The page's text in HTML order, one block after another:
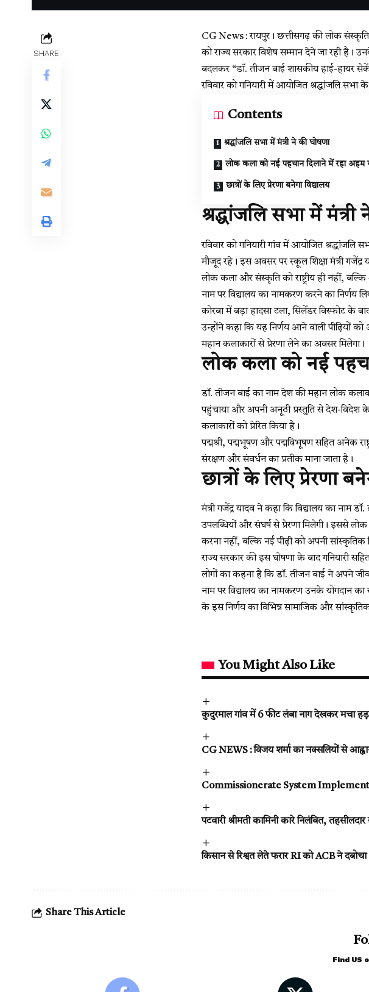
SHARE
CG News : रायपुर। छत्तीसगढ़ की लोक
को राज्य सरकार विशेष सम्मान देने जा रही है।
बदलकर “डॉ. तीजन बाई शासकीय हाई-हायर
रविवार को गनियारी में आयोजित श्रद्धांजलि सभा
Contents
श्रद्धांजलि सभा में मंत्री ने की घोषणा
लोक कला को नई पहचान दिलाने में रहा अहम
छात्रों के लिए प्रेरणा बनेगा विद्यालय
श्रद्धांजलि सभा में
रविवार को गनियारी गांव में आयोजित
मौजूद रहे। इस अवसर पर स्कूल शिक्षा मंत्री
लोक कला और संस्कृति को राष्ट्रीय ही नहीं,
नाम पर विद्यालय का नामकरण करने का निर्णय
कोरबा में बड़ा हादसा टला, सिलेंडर विस्फोट के
उन्होंने कहा कि यह निर्णय आने वाली पीढ़ियों
महान कलाकारों से प्रेरणा लेने का अवसर मिलेगा।
लोक कला को नई
डॉ. तीजन बाई का नाम देश की महान लोक
पहुंचाया और अपनी अनूठी प्रस्तुति से देश-विदेश
कलाकारों को प्रेरित किया है।
पद्मश्री, पद्मभूषण और पद्मविभूषण सहित अनेक
संरक्षण और संवर्धन का प्रतीक माना जाता है।
छात्रों के लिए प्रेरणा
मंत्री गजेंद्र यादव ने कहा कि विद्यालय का नाम
उपलब्धियों और संघर्ष से प्रेरणा मिलेगी। इससे
करना नहीं, बल्कि नई पीढ़ी को अपनी सांस्कृतिक
राज्य सरकार की इस घोषणा के बाद गनियारी
लोगों का कहना है कि डॉ. तीजन बाई ने अपने
नाम पर विद्यालय का नामकरण उनके योगदान का
के इस निर्णय का विभिन्न सामाजिक और
You Might Also Like
कुदुरमाल गांव में 6 फीट लंबा नाग देखकर मचा
CG NEWS : विजय शर्मा का नक्सलियों से
Commissionerate System Implemented :
पटवारी श्रीमती कामिनी कारे निलंबित,
किसान से रिश्वत लेते फरार RI को ACB ने दबोचा
Share This Article
Find US